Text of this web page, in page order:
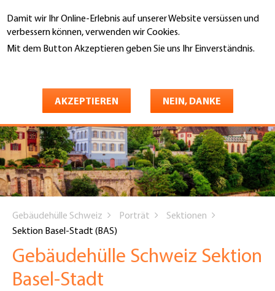
Damit wir Ihr Online-Erlebnis auf unserer Website versüssen und
verbessern können, verwenden wir Cookies.
Mit dem Button Akzeptieren geben Sie uns Ihr Einverständnis.
AKZEPTIEREN NEIN, DANKE
zum
Inhalt
are
Gebäudehülle Schweiz Porträt
Sektionen
Sektion Basel-Stadt (BAS)
Gebäudehülle Schweiz Sektion
Basel-Stadt